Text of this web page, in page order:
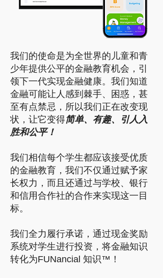
我们的使命是为全世界的儿童和青
少年提供公平的金融教育机会，引
领下一代实现金融健康。我们知道
金融可能让人感到棘手、困惑，甚
至有点禁忌，所以我们正在改变现
状，让它变得简单、有趣、引人入
胜和公平！
我们相信每个学生都应该接受优质
的金融教育，我们不仅通过赋予家
长权力，而且还通过与学校、银行
和信用合作社的合作来实现这一目
标。
我们全力履行承诺，通过现金奖励
系统对学生进行投资，将金融知识
转化为FUNancial 知识™！